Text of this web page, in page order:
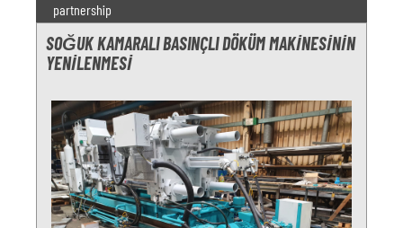
partnership
SOĞUK KAMARALI BASINÇLI DÖKÜM MAKINESININ
YENILENMESI